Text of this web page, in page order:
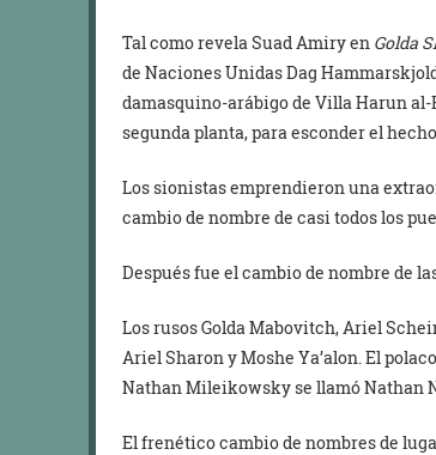
Tal como revela Suad Amiry en Golda
de Naciones Unidas Dag
damasquino-arábigo de Villa Harun al-
segunda planta, para esconder el
Los sionistas emprendieron una
cambio de nombre de casi todos los
Después fue el cambio de nombre de
Los rusos Golda Mabovitch, Ariel
Ariel Sharon y Moshe Ya’alon. El
Nathan Mileikowsky se llamó Nathan
El frenético cambio de nombres de